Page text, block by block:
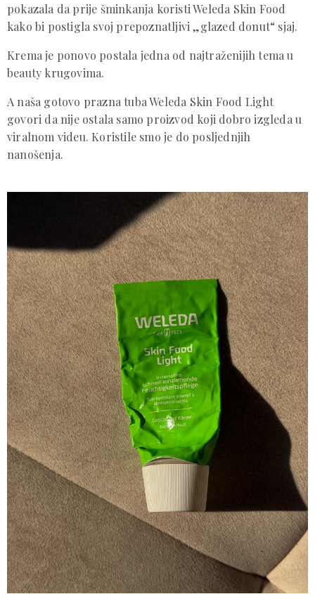
pokazala da prije šminkanja koristi Weleda Skin Food
kako bi postigla svoj prepoznatljivi „glazed donut“ sjaj.
Krema je ponovo postala jedna od najtraženijih tema u
beauty krugovima.
A naša gotovo prazna tuba Weleda Skin Food Light
govori da nije ostala samo proizvod koji dobro izgleda u
viralnom videu. Koristile smo je do posljednjih
nanošenja.